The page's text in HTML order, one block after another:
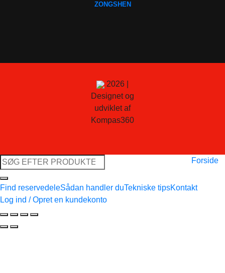
ZONGSHEN
2026 |
Designet og
udviklet af
Kompas360
Søg
efter:
Forside
Find reservedeleSådan handler duTekniske tipsKontakt
Log ind / Opret en kundekonto